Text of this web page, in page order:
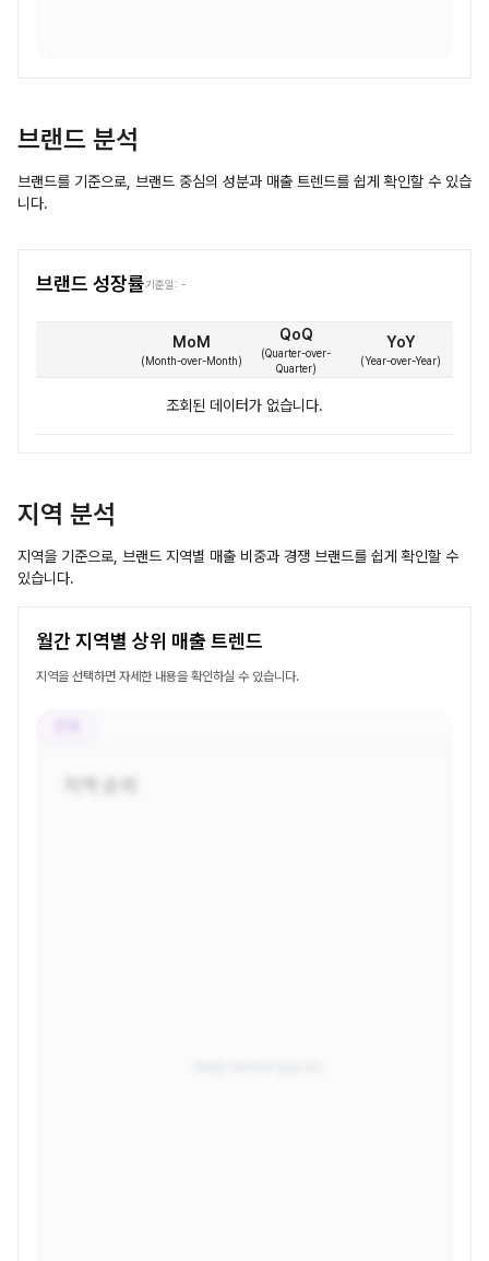
브랜드 분석
브랜드를 기준으로, 브랜드 중심의 성분과 매출 트렌드를 쉽게 확인할 수 있습
니다.
브랜드 성장률기준일: -
MoM
(Month-over-Month)
QoQ
(Quarter-over-
Quarter)
YoY
(Year-over-Year)
조회된 데이터가 없습니다.
지역 분석
지역을 기준으로, 브랜드 지역별 매출 비중과 경쟁 브랜드를 쉽게 확인할 수
있습니다.
월간 지역별 상위 매출 트렌드
지역을 선택하면 자세한 내용을 확인하실 수 있습니다.